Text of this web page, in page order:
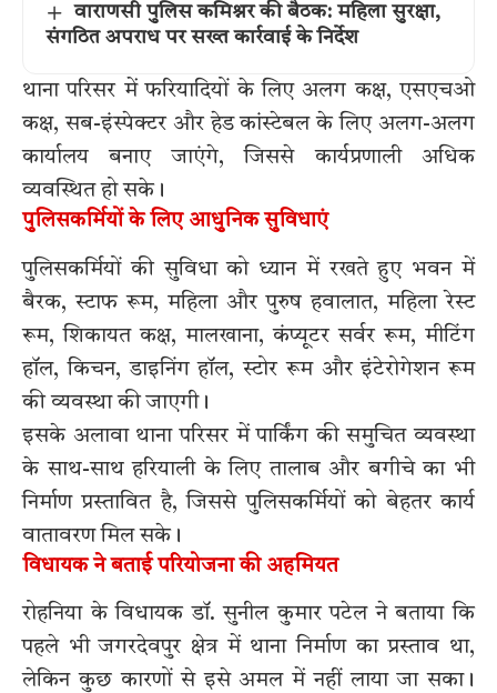
वाराणसी पुलिस कमिश्नर की बैठक: महिला सुरक्षा,
संगठित अपराध पर सख्त कार्रवाई के निर्देश
थाना परिसर में फरियादियों के लिए अलग कक्ष, एसएचओ
कक्ष, सब-इंस्पेक्टर और हेड कांस्टेबल के लिए अलग-अलग
कार्यालय बनाए जाएंगे, जिससे कार्यप्रणाली अधिक
व्यवस्थित हो सके।
पुलिसकर्मियों के लिए आधुनिक सुविधाएं
पुलिसकर्मियों की सुविधा को ध्यान में रखते हुए भवन में
बैरक, स्टाफ रूम, महिला और पुरुष हवालात, महिला रेस्ट
रूम, शिकायत कक्ष, मालखाना, कंप्यूटर सर्वर रूम, मीटिंग
हॉल, किचन, डाइनिंग हॉल, स्टोर रूम और इंटेरोगेशन रूम
की व्यवस्था की जाएगी।
इसके अलावा थाना परिसर में पार्किंग की समुचित व्यवस्था
के साथ-साथ हरियाली के लिए तालाब और बगीचे का भी
निर्माण प्रस्तावित है, जिससे पुलिसकर्मियों को बेहतर कार्य
वातावरण मिल सके।
विधायक ने बताई परियोजना की अहमियत
रोहनिया के विधायक डॉ. सुनील कुमार पटेल ने बताया कि
पहले भी जगरदेवपुर क्षेत्र में थाना निर्माण का प्रस्ताव था,
लेकिन कुछ कारणों से इसे अमल में नहीं लाया जा सका।